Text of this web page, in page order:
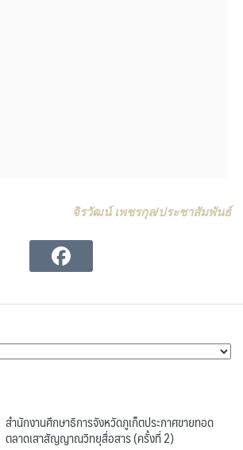
จิรวัฒน์ เพชรกุล/ประชาสัมพันธ์
สำนักงานศึกษาธิการจังหวัดภูเก็ตประกาศขายทอด
ตลาดเสาสัญญาณวิทยุสื่อสาร (ครั้งที่ 2)